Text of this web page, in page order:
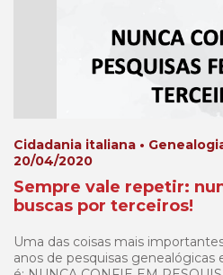
Cidadania italiana •
20/04/2020
Sempre vale repetir:
buscas por terceiros!
Uma das coisas mais
anos de pesquisas